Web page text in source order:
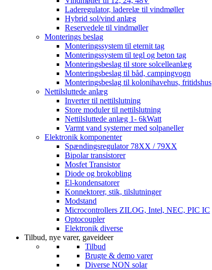
Laderegulator, laderelæ til vindmøller
Hybrid sol/vind anlæg
Reservedele til vindmøller
Monterings beslag
Monteringssystem til eternit tag
Monteringssystem til tegl og beton tag
Monteringsbeslag til store solcelleanlæg
Monteringsbeslag til båd, campingvogn
Monteringsbeslag til kolonihavehus, fritidshus
Nettilsluttede anlæg
Inverter til nettilslutning
Store moduler til nettilslutning
Nettilsluttede anlæg 1- 6kWatt
Varmt vand systemer med solpaneller
Elektronik komponenter
Spændingsregulator 78XX / 79XX
Bipolar transistorer
Mosfet Transistor
Diode og brokobling
El-kondensatorer
Konnektorer, stik, tilslutninger
Modstand
Microcontrollers ZILOG, Intel, NEC, PIC IC
Optocoupler
Elektronik diverse
Tilbud, nye varer, gaveideer
Tilbud
Brugte & demo varer
Diverse NON solar